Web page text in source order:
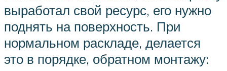
выработал свой ресурс, его нужно
поднять на поверхность. При
нормальном раскладе, делается
это в порядке, обратном монтажу: